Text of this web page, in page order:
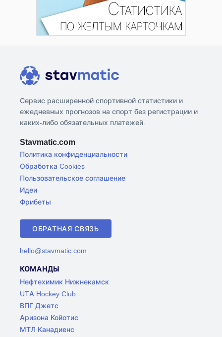
Сервис расширенной спортивной статистики и
ежедневных прогнозов на спорт без регистрации и
каких-либо обязательных платежей.
Stavmatic.com
Политика конфиденциальности
Обработка Cookies
Пользовательское соглашение
Идеи
Фрибеты
ОБРАТНАЯ СВЯЗЬ
hello@stavmatic.com
КОМАНДЫ
Нефтехимик Нижнекамск
UTA Hockey Club
ВПГ Джетс
Аризона Койотис
МТЛ Канадиенс